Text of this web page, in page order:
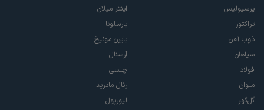
پرسپولیس
تراکتور
ذوب آهن
سپاهان
فولاد
ملوان
گل‌گهر
اینتر میلان
بارسلونا
بایرن مونیخ
آرسنال
چلسی
رئال مادرید
لیورپول